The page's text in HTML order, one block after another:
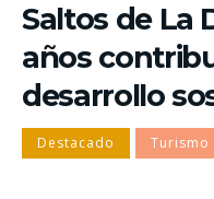
Saltos de La
años
desarrollo
Destacado Turismo